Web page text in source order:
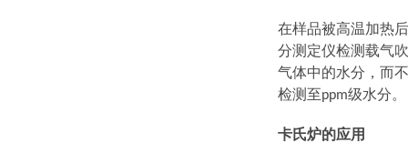
在样品被高温加热
分测定仪检测载气
气体中的水分，而
检测至ppm级水分。
卡氏炉的应用